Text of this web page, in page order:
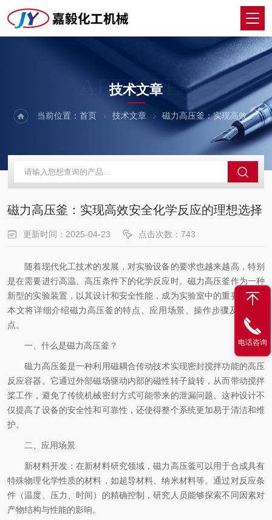
ARTICLES
技术文章
当前位置：首页 技术文章 磁力高压釜：实现高效安全化学反应的理想选择
磁力高压釜：实现高效安全化学反应的理想选择
更新时间：2025-04-23 点击次数：743
随着现代化工技术的发展，对实验设备的要求也越来越高，特别
是在需要进行高温、高压条件下的化学反应时。磁力高压釜作为一种
新型的实验装置，以其设计和安全性能，成为实验室中的重要工具。
本文将详细介绍磁力高压釜的特点、应用场景、操作步骤及维护要
点。
一、什么是磁力高压釜？
磁力高压釜是一种利用磁耦合传动技术实现密封搅拌功能的高压
反应容器。它通过外部磁场驱动内部的磁性转子旋转，从而带动搅拌
桨工作，避免了传统机械密封方式可能带来的泄漏问题。这种设计不
仅提高了设备的安全性和可靠性，还使得整个系统更加易于清洁和维
护。
二、应用场景
新材料开发：在新材料研究领域，磁力高压釜可以用于合成具有
特殊物理化学性质的材料，如超导材料、纳米材料等。通过对反应条
件（温度、压力、时间）的精确控制，研究人员能够探索不同因素对
产物结构与性能的影响。
电话咨询